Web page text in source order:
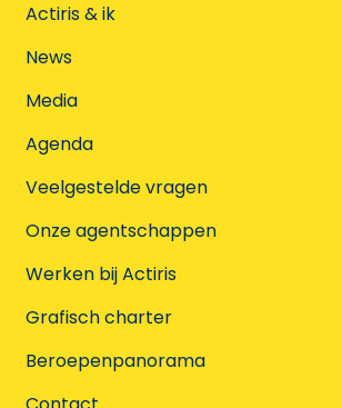
Actiris & ik
News
Media
Agenda
Veelgestelde vragen
Onze agentschappen
Werken bij Actiris
Grafisch charter
Beroepenpanorama